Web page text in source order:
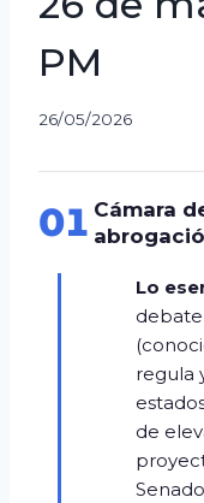
PM
26/05/2026
01 Cámara
Lo
debate
regula
de